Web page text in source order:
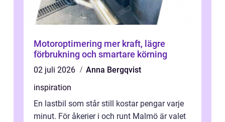
Motoroptimering mer kraft, lägre
förbrukning och smartare körning
02 juli 2026
Anna Bergqvist
inspiration
En lastbil som står still kostar pengar varje
minut. För åkerier i och runt Malmö är valet